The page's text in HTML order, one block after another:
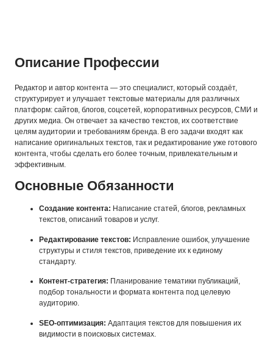
Описание Профессии
Редактор и автор контента — это специалист, который создаёт,
структурирует и улучшает текстовые материалы для различных
платформ: сайтов, блогов, соцсетей, корпоративных ресурсов, СМИ и
других медиа. Он отвечает за качество текстов, их соответствие
целям аудитории и требованиям бренда. В его задачи входят как
написание оригинальных текстов, так и редактирование уже готового
контента, чтобы сделать его более точным, привлекательным и
эффективным.
Основные Обязанности
Создание контента: Написание статей, блогов, рекламных
текстов, описаний товаров и услуг.
Редактирование текстов: Исправление ошибок, улучшение
структуры и стиля текстов, приведение их к единому
стандарту.
Контент-стратегия: Планирование тематики публикаций,
подбор тональности и формата контента под целевую
аудиторию.
SEO-оптимизация: Адаптация текстов для повышения их
видимости в поисковых системах.